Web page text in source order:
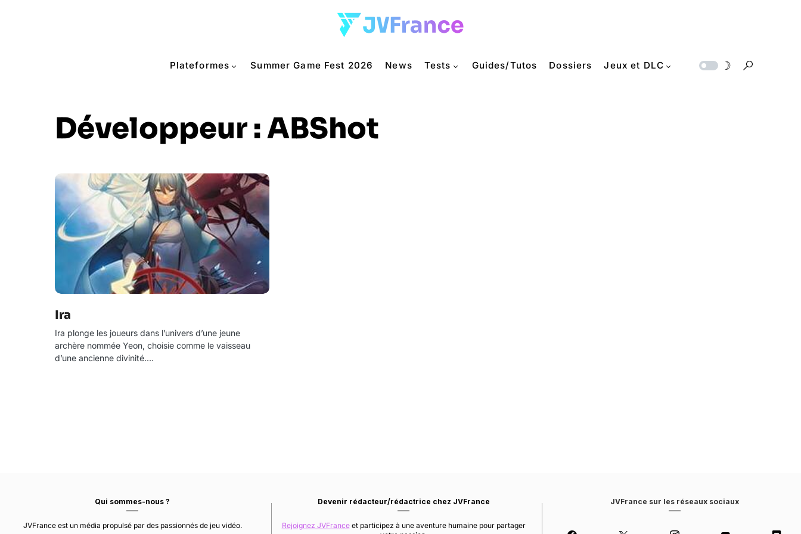
Plateformes Summer Game Fest 2026 News Tests Guides/Tutos Dossiers Jeux et DLC
Développeur :ABShot
Ira
Ira plonge les joueurs dans l’univers d’une jeune
archère nommée Yeon, choisie comme le vaisseau
d’une ancienne divinité.…
Qui sommes-nous ?
JVFrance est un média propulsé par des passionnés de jeu vidéo.
Devenir rédacteur/rédactrice chez JVFrance
Rejoignez JVFranceet participez à une aventure humaine pour partager
JVFrance sur les réseaux sociaux